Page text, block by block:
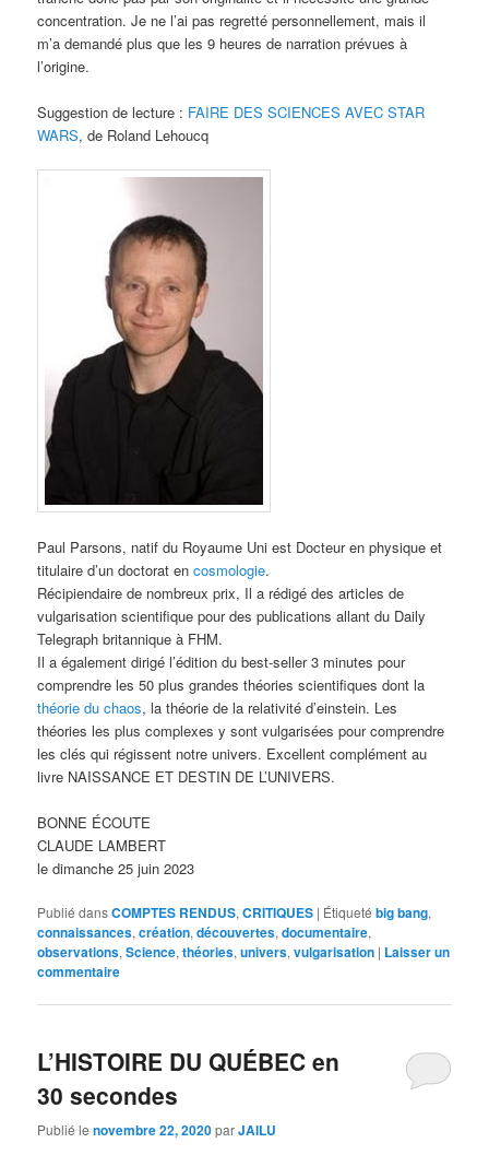
concentration. Je ne l’ai pas regretté personnellement, mais il
m’a demandé plus que les 9 heures de narration prévues à
l’origine.
Suggestion de lecture : FAIRE DES SCIENCES AVEC STAR
WARS, de Roland Lehoucq
Paul Parsons, natif du Royaume Uni est Docteur en physique et
titulaire d’un doctorat encosmologie.
Récipiendaire de nombreux prix, Il a rédigé des articles de
vulgarisation scientifique pour des publications allant du Daily
Telegraph britannique à FHM.
Il a également dirigé l’édition du best-seller 3 minutes pour
comprendre les 50 plus grandes théories scientifiques dont la
théorie du chaos, la théorie de la relativité d’einstein. Les
théories les plus complexes y sont vulgarisées pour comprendre
les clés qui régissent notre univers. Excellent complément au
livre NAISSANCE ET DESTIN DE L’UNIVERS.
BONNE ÉCOUTE
CLAUDE LAMBERT
le dimanche 25 juin 2023
Publié dansCOMPTES RENDUS,CRITIQUES | Étiqueté big bang,
connaissances,création,découvertes,documentaire,
observations,Science,théories,univers,vulgarisation | Laisser un
commentaire
L’HISTOIRE DU QUÉBEC en
30 secondes
Publié lenovembre 22, 2020parJAILU